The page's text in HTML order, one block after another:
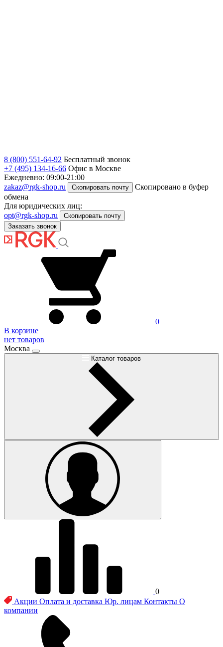
8 (800) 551-64-92 Бесплатный звонок
+7 (495) 134-16-66 Офис в Москве
Ежедневно: 09:00-21:00
zakaz@rgk-shop.ru
Скопировать почту
Скопировано в буфер
обмена
Для юридических лиц:
opt@rgk-shop.ru
Скопировать почту
Заказать звонок
0
В корзине
нет товаров
Москва
Каталог товаров
0
Акции Оплата и доставка Юр. лицам Контакты О
компании